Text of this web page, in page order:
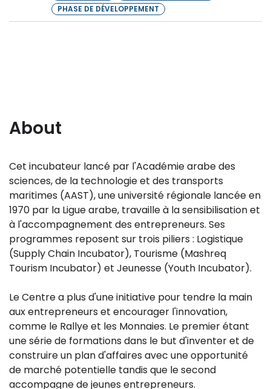
About
Cet incubateur lancé par l'Académie arabe des
sciences, de la technologie et des transports
maritimes (AAST), une université régionale lancée en
1970 par la Ligue arabe, travaille à la sensibilisation et
à l'accompagnement des entrepreneurs. Ses
programmes reposent sur trois piliers : Logistique
(Supply Chain Incubator), Tourisme (Mashreq
Tourism Incubator) et Jeunesse (Youth Incubator).
Le Centre a plus d'une initiative pour tendre la main
aux entrepreneurs et encourager l'innovation,
comme le Rallye et les Monnaies. Le premier étant
une série de formations dans le but d'inventer et de
construire un plan d'affaires avec une opportunité
de marché potentielle tandis que le second
accompagne de jeunes entrepreneurs.
PHASE DE DÉVELOPPEMENT